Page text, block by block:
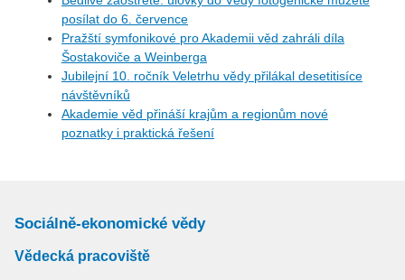
posílat do 6. července
Pražští symfonikové pro Akademii věd zahráli díla
Šostakoviče a Weinberga
Jubilejní 10. ročník Veletrhu vědy přilákal desetitisíce
návštěvníků
Akademie věd přináší krajům a regionům nové
poznatky i praktická řešení
Sociálně-ekonomické vědy
Vědecká pracoviště